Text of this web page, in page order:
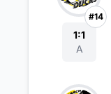
#14
1:1
A